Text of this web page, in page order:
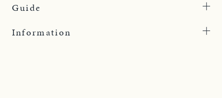
Guide
Information